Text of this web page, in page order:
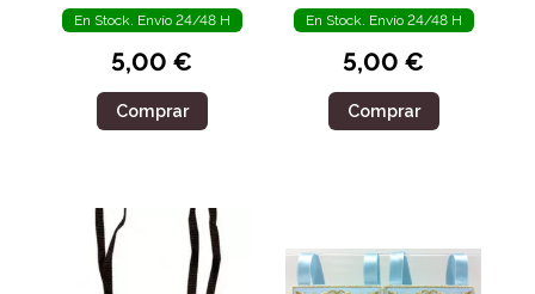
VIVO
En Stock. Envío 24/48 H
5,00 €
Comprar
En Stock. Envío 24/48 H
5,00 €
Comprar